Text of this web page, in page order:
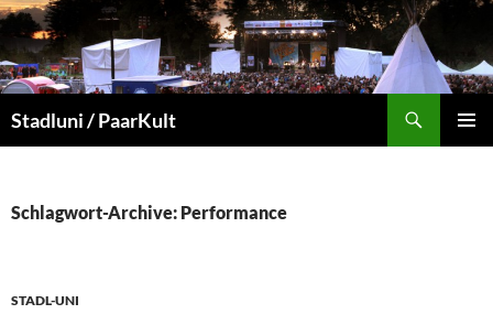
Stadluni / PaarKult
Schlagwort-Archive: Performance
STADL-UNI